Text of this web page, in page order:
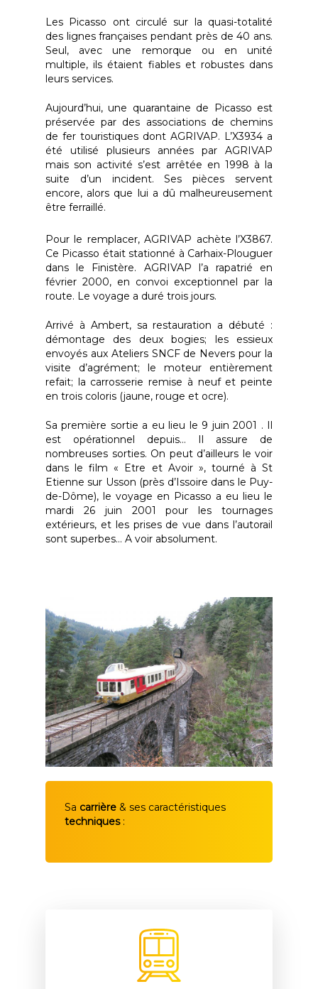
Les Picasso ont circulé sur la quasi-totalité
des lignes françaises pendant près de 40 ans.
Seul, avec une remorque ou en unité
multiple, ils étaient fiables et robustes dans
leurs services.
Aujourd’hui, une quarantaine de Picasso est
préservée par des associations de chemins
de fer touristiques dont AGRIVAP. L’X3934 a
été utilisé plusieurs années par AGRIVAP
mais son activité s’est arrêtée en 1998 à la
suite d’un incident. Ses pièces servent
encore, alors que lui a dû malheureusement
être ferraillé.
Pour le remplacer, AGRIVAP achète l’X3867.
Ce Picasso était stationné à Carhaix-Plouguer
dans le Finistère. AGRIVAP l’a rapatrié en
février 2000, en convoi exceptionnel par la
route. Le voyage a duré trois jours.
Arrivé à Ambert, sa restauration a débuté :
démontage des deux bogies; les essieux
envoyés aux Ateliers SNCF de Nevers pour la
visite d’agrément; le moteur entièrement
refait; la carrosserie remise à neuf et peinte
en trois coloris (jaune, rouge et ocre).
Sa première sortie a eu lieu le 9 juin 2001 . Il
est opérationnel depuis… Il assure de
nombreuses sorties. On peut d’ailleurs le voir
dans le film « Etre et Avoir », tourné à St
Etienne sur Usson (près d’Issoire dans le Puy-
de-Dôme), le voyage en Picasso a eu lieu le
mardi 26 juin 2001 pour les tournages
extérieurs, et les prises de vue dans l’autorail
sont superbes… A voir absolument.
Sa carrière& ses caractéristiques
techniques:
Actualités
Nos trains
Les Parcours en
Les Trains à Thème
Vélorails
Le Vélorail d’Ambert
Le Vélorail d’Allègre
Les Vélorails à Thème
AGRIVAP
Matériel
Historique
Bénévoles
Offres groupes
Contact
Newsletter
Réserver